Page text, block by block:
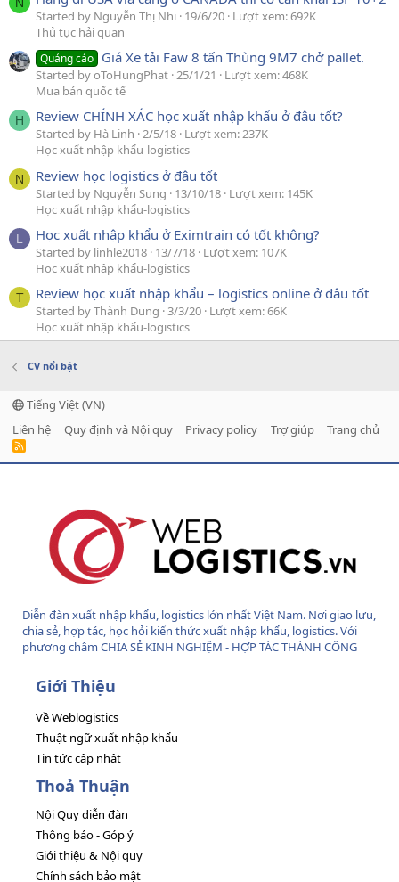
Started by Nguyễn Thị Nhi 19/6/20 Lượt xem: 692K
Thủ tục hải quan
Quảng cáo Giá Xe tải Faw 8 tấn Thùng 9M7 chở pallet.
Started by oToHungPhat 25/1/21
Lượt xem: 468K
Mua bán quốc tế
H Review CHÍNH XÁC học xuất nhập khẩu ở đâu tốt?
Started by Hà Linh 2/5/18 Lượt xem: 237K
Học xuất nhập khẩu-logistics
N Review học logistics ở đâu tốt
Started by Nguyễn Sung 13/10/18 Lượt xem: 145K
Học xuất nhập khẩu-logistics
L Học xuất nhập khẩu ở Eximtrain có tốt không?
Started by linhle2018 13/7/18 Lượt xem: 107K
Học xuất nhập khẩu-logistics
T Review học xuất nhập khẩu – logistics online ở đâu tốt
Started by Thành Dung 3/3/20 Lượt xem: 66K
Học xuất nhập khẩu-logistics
CV nổi bật
Tiếng Việt (VN)
Liên hệ
Quy định và Nội quy Privacy policy Trợ giúp Trang chủ
R
Diễn đàn xuất nhập khẩu, logistics lớn nhất Việt Nam. Nơi giao lưu,
chia sẻ, hợp tác, học hỏi kiến thức xuất nhập khẩu, logistics. Với
phương châm CHIA SẺ KINH NGHIỆM - HỢP TÁC THÀNH CÔNG
Giới Thiệu
Về Weblogistics
Thuật ngữ xuất nhập khẩu
Tin tức cập nhật
Thoả Thuận
Nội Quy diễn đàn
Thông báo - Góp ý
Giới thiệu & Nội quy
Chính sách bảo mật